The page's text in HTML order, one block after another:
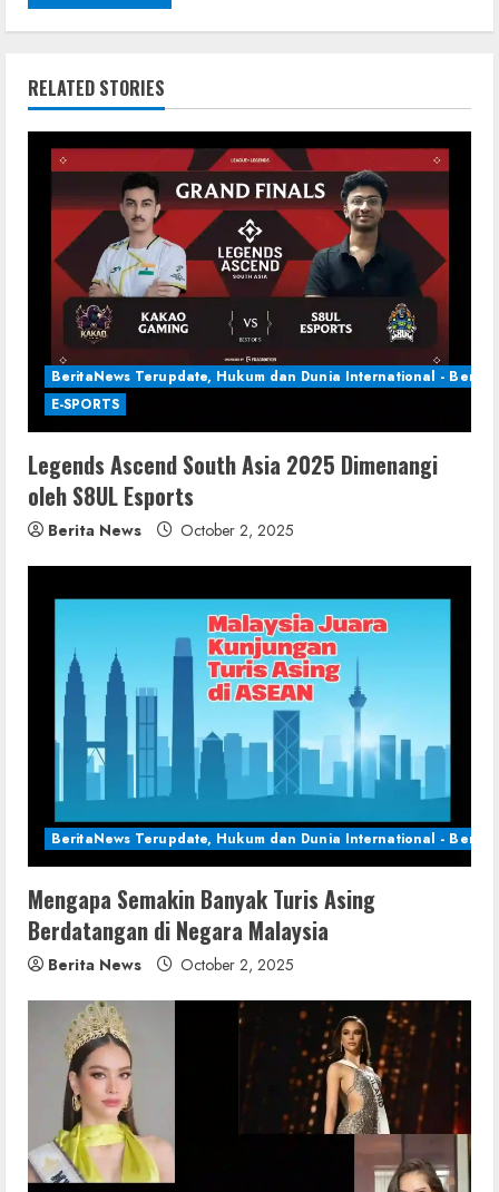
RELATED STORIES
BeritaNews Terupdate, Hukum dan Dunia International - Berita
E-SPORTS
Legends Ascend South Asia 2025 Dimenangi
oleh S8UL Esports
Berita News October 2, 2025
BeritaNews Terupdate, Hukum dan Dunia International - Berita
Mengapa Semakin Banyak Turis Asing
Berdatangan di Negara Malaysia
Berita News October 2, 2025